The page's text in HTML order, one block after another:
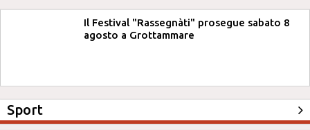
Il Festival "Rassegnàti" prosegue sabato 8
agosto a Grottammare
Sport